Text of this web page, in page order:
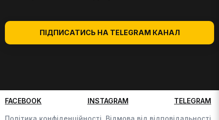
ПІДПИСАТИСЬ НА TELEGRAM КАНАЛ
FACEBOOK INSTAGRAM TELEGRAM
Політика конфіденційності, Відмова від відповідальності